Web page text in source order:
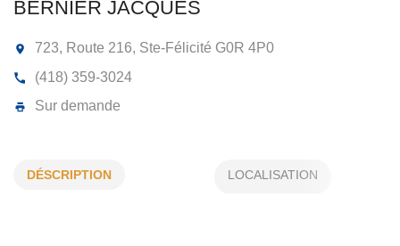
DÉSCRIPTION